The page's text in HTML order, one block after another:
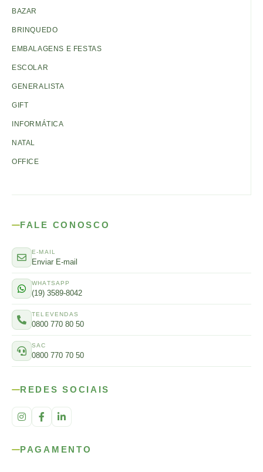
BAZAR
BRINQUEDO
EMBALAGENS E FESTAS
ESCOLAR
GENERALISTA
GIFT
INFORMÁTICA
NATAL
OFFICE
FALE CONOSCO
E-MAIL
Enviar E-mail
WHATSAPP
(19) 3589-8042
TELEVENDAS
0800 770 80 50
SAC
0800 770 70 50
REDES SOCIAIS
PAGAMENTO